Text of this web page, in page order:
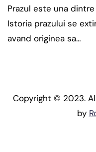
Prazul este una
Istoria prazului se
avand originea sa…
Copyright © 2023.
by